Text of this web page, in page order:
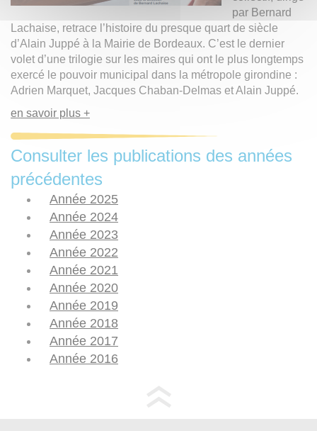
par Bernard
Lachaise, retrace l’histoire du presque quart de siècle
d’Alain Juppé à la Mairie de Bordeaux. C’est le dernier
volet d’une trilogie sur les maires qui ont le plus longtemps
exercé le pouvoir municipal dans la métropole girondine :
Adrien Marquet, Jacques Chaban-Delmas et Alain Juppé.
en savoir plus +
Consulter les publications des années
précédentes
Année 2025
Année 2024
Année 2023
Année 2022
Année 2021
Année 2020
Année 2019
Année 2018
Année 2017
Année 2016